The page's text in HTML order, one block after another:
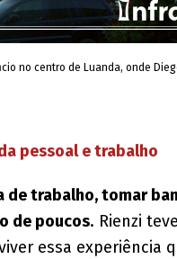
no centro de Luanda, onde
pessoal e trabalho
de trabalho, tomar
de poucos. Rienzi
essa experiência